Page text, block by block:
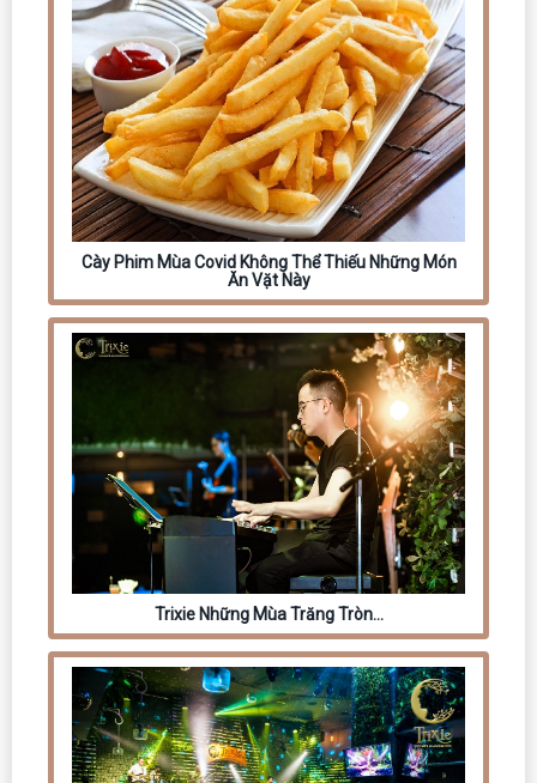
Cày Phim Mùa Covid Không Thể Thiếu Những Món
Ăn Vặt Này
Trixie Những Mùa Trăng Tròn…